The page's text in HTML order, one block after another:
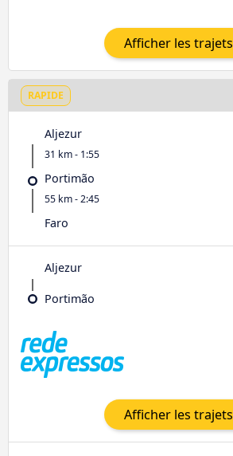
Afficher les trajets
RAPIDE
Aljezur
31 km - 1:55
Portimão
55 km - 2:45
Faro
Aljezur
Portimão
Afficher les trajets